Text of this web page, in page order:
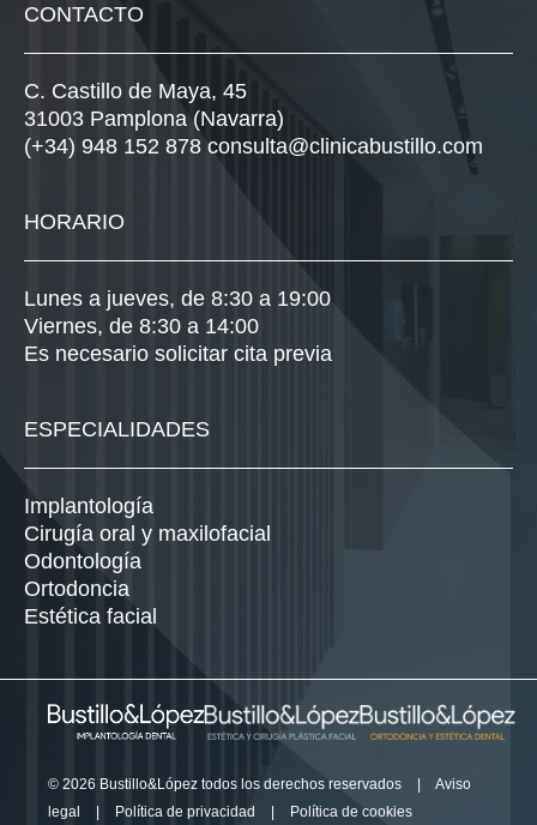
CONTACTO
C. Castillo de Maya, 45
31003 Pamplona (Navarra)
(+34) 948 152 878 consulta@clinicabustillo.com
HORARIO
Lunes a jueves, de 8:30 a 19:00
Viernes, de 8:30 a 14:00
Es necesario solicitar cita previa
ESPECIALIDADES
Implantología
Cirugía oral y maxilofacial
Odontología
Ortodoncia
Estética facial
© 2026 Bustillo&López todos los derechos reservados |
Aviso
legal
| Política de privacidad | Política de cookies